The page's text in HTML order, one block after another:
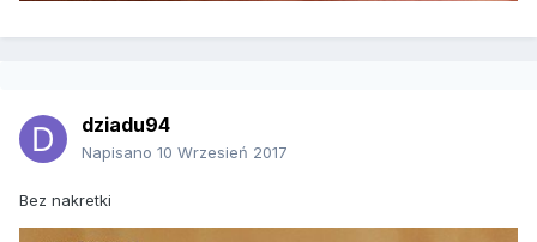
dziadu94
Napisano 10 Wrzesień 2017
Bez nakretki